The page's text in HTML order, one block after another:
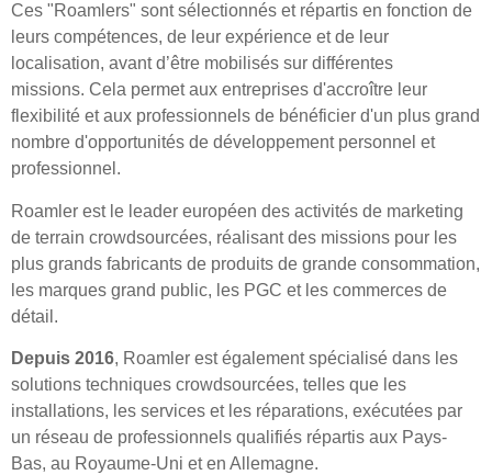
Ces "Roamlers" sont sélectionnés et répartis en fonction de
leurs compétences, de leur expérience et de leur
localisation, avant d’être mobilisés sur différentes
missions. Cela permet aux entreprises d'accroître leur
flexibilité et aux professionnels de bénéficier d'un plus grand
nombre d'opportunités de développement personnel et
professionnel.
Roamler est le leader européen des activités de marketing
de terrain crowdsourcées, réalisant des missions pour les
plus grands fabricants de produits de grande consommation,
les marques grand public, les PGC et les commerces de
détail.
Depuis 2016, Roamler est également spécialisé dans les
solutions techniques crowdsourcées, telles que les
installations, les services et les réparations, exécutées par
un réseau de professionnels qualifiés répartis aux Pays-
Bas, au Royaume-Uni et en Allemagne.